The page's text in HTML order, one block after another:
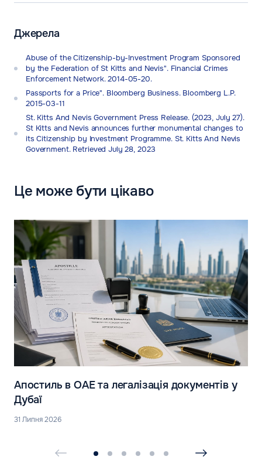
Джерела
Abuse of the Citizenship-by-Investment Program Sponsored
by the Federation of St Kitts and Nevis". Financial Crimes
Enforcement Network. 2014-05-20.
Passports for a Price". Bloomberg Business. Bloomberg L.P.
2015-03-11
St. Kitts And Nevis Government Press Release. (2023, July 27).
St Kitts and Nevis announces further monumental changes to
its Citizenship by Investment Programme. St. Kitts And Nevis
Government. Retrieved July 28, 2023
Це може бути цікаво
Апостиль в ОАЕ та легалізація документів у
Дубаї
31 Липня 2026